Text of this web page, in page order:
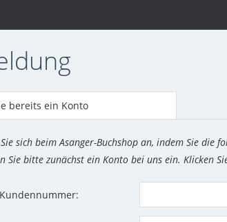
bereits ein Konto
sich beim Asanger-Buchshop an, indem Sie die
Sie bitte zunächst ein Konto bei uns ein. Klicken